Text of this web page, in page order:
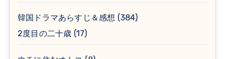
韓国ドラマあらすじ＆感想 (384)
2度目の二十歳 (17)